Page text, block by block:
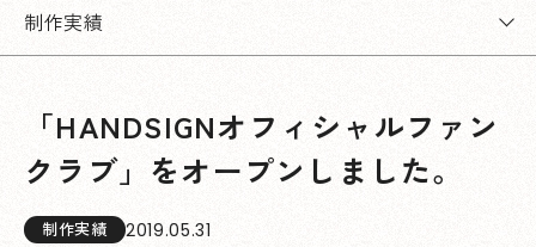
制作実績
「HANDSIGNオフィシャルファン
クラブ」をオープンしました。
制作実績 2019.05.31